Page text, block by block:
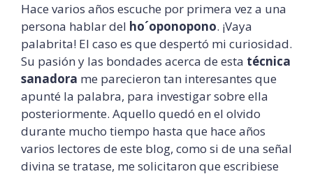
Hace varios años escuche por primera vez a una
persona hablar del ho´oponopono. ¡Vaya
palabrita! El caso es que despertó mi curiosidad.
Su pasión y las bondades acerca de esta técnica
sanadora me parecieron tan interesantes que
apunté la palabra, para investigar sobre ella
posteriormente. Aquello quedó en el olvido
durante mucho tiempo hasta que hace años
varios lectores de este blog, como si de una señal
divina se tratase, me solicitaron que escribiese